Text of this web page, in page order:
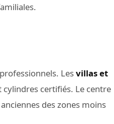
Lesvillas et
certifiés. Le centre
des zones moins